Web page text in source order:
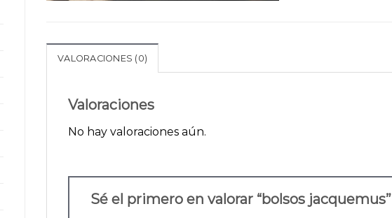
VALORACIONES (0)
Valoraciones
No hay valoraciones aún.
Sé el primero en valorar “bolsos jacquemus”